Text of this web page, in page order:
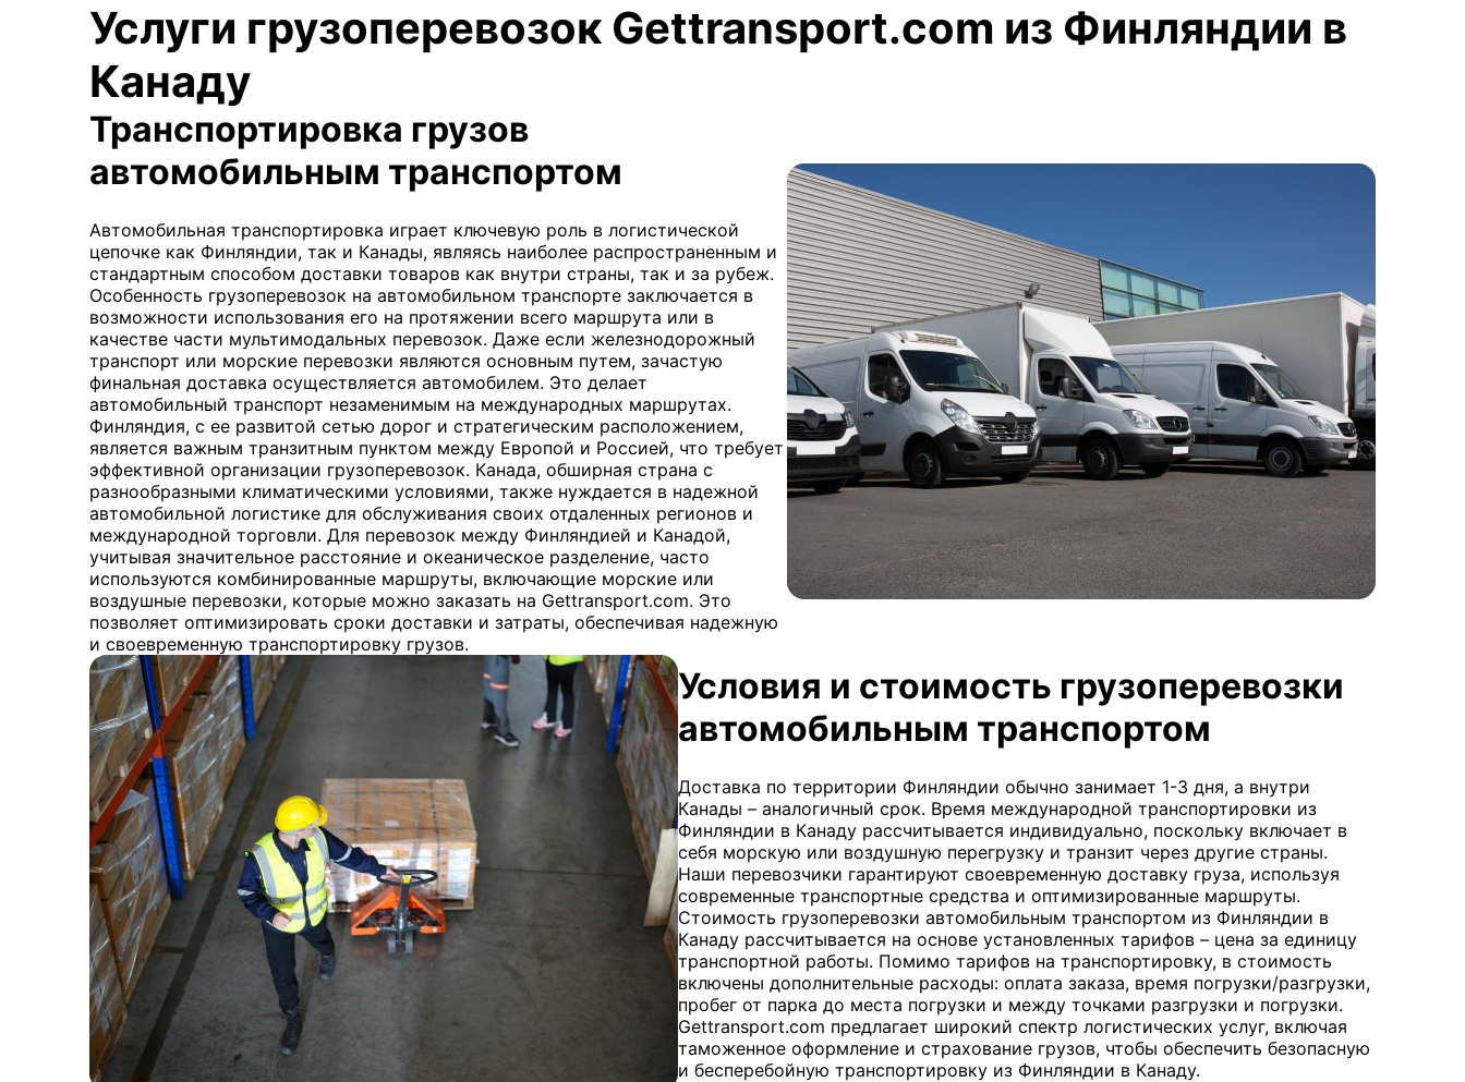
Услуги грузоперевозок Gettransport.com из Финляндии в
Канаду
Транспортировка грузов
автомобильным транспортом
Автомобильная транспортировка играет ключевую роль в логистической
цепочке как Финляндии, так и Канады, являясь наиболее распространенным и
стандартным способом доставки товаров как внутри страны, так и за рубеж.
Особенность грузоперевозок на автомобильном транспорте заключается в
возможности использования его на протяжении всего маршрута или в
качестве части мультимодальных перевозок. Даже если железнодорожный
транспорт или морские перевозки являются основным путем, зачастую
финальная доставка осуществляется автомобилем. Это делает
автомобильный транспорт незаменимым на международных маршрутах.
Финляндия, с ее развитой сетью дорог и стратегическим расположением,
является важным транзитным пунктом между Европой и Россией, что требует
эффективной организации грузоперевозок. Канада, обширная страна с
разнообразными климатическими условиями, также нуждается в надежной
автомобильной логистике для обслуживания своих отдаленных регионов и
международной торговли. Для перевозок между Финляндией и Канадой,
учитывая значительное расстояние и океаническое разделение, часто
используются комбинированные маршруты, включающие морские или
воздушные перевозки, которые можно заказать на Gettransport.com. Это
позволяет оптимизировать сроки доставки и затраты, обеспечивая надежную
и своевременную транспортировку грузов.
Условия и стоимость грузоперевозки
автомобильным транспортом
Доставка по территории Финляндии обычно занимает 1-3 дня, а внутри
Канады – аналогичный срок. Время международной транспортировки из
Финляндии в Канаду рассчитывается индивидуально, поскольку включает в
себя морскую или воздушную перегрузку и транзит через другие страны.
Наши перевозчики гарантируют своевременную доставку груза, используя
современные транспортные средства и оптимизированные маршруты.
Стоимость грузоперевозки автомобильным транспортом из Финляндии в
Канаду рассчитывается на основе установленных тарифов – цена за единицу
транспортной работы. Помимо тарифов на транспортировку, в стоимость
включены дополнительные расходы: оплата заказа, время погрузки/разгрузки,
пробег от парка до места погрузки и между точками разгрузки и погрузки.
Gettransport.com предлагает широкий спектр логистических услуг, включая
таможенное оформление и страхование грузов, чтобы обеспечить безопасную
и бесперебойную транспортировку из Финляндии в Канаду.